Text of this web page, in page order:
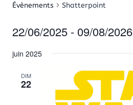
Évènements Shatterpoint
22/06/2025 - 09/08/2026
une
date.
juin 2025
DIM
22